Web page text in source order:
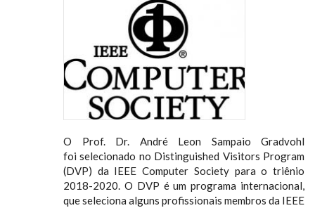
O Prof. Dr. André Leon Sampaio Gradvohl
foi selecionado no Distinguished Visitors Program
(DVP) da IEEE Computer Society para o triênio
2018-2020. O DVP é um programa internacional,
que seleciona alguns profissionais membros da IEEE